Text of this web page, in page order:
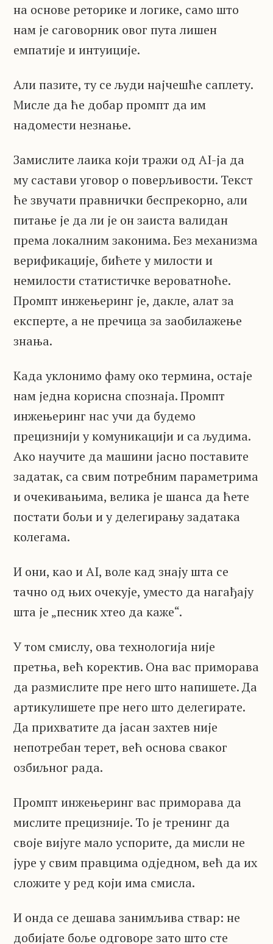
на основе реторике и логике, само што
нам је саговорник овог пута лишен
емпатије и интуиције.
Али пазите, ту се људи најчешће саплету.
Мисле да ће добар промпт да им
надомести незнање.
Замислите лаика који тражи од AI-ја да
му састави уговор о поверљивости. Текст
ће звучати правнички беспрекорно, али
питање је да ли је он заиста валидан
према локалним законима. Без механизма
верификације, бићете у милости и
немилости статистичке вероватноће.
Промпт инжењеринг је, дакле, алат за
експерте, а не пречица за заобилажење
знања.
Када уклонимо фаму око термина, остаје
нам једна корисна спознаја. Промпт
инжењеринг нас учи да будемо
прецизнији у комуникацији и са људима.
Ако научите да машини јасно поставите
задатак, са свим потребним параметрима
и очекивањима, велика је шанса да ћете
постати бољи и у делегирању задатака
колегама.
И они, као и AI, воле кад знају шта се
тачно од њих очекује, уместо да нагађају
шта је „песник хтео да каже“.
У том смислу, ова технологија није
претња, већ коректив. Она вас приморава
да размислите пре него што напишете. Да
артикулишете пре него што делегирате.
Да прихватите да јасан захтев није
непотребан терет, већ основа сваког
озбиљног рада.
Промпт инжењеринг вас приморава да
мислите прецизније. То је тренинг да
своје вијуге мало успорите, да мисли не
јуре у свим правцима одједном, већ да их
сложите у ред који има смисла.
И онда се дешава занимљива ствар: не
добијате боље одговоре зато што сте